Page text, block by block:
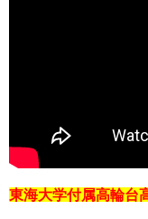
東海大学付属高輪台